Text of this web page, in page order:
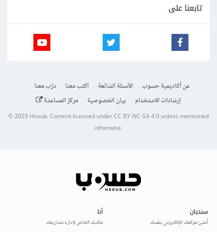
تابعنا على
عن أكاديمية حسوب الأسئلة الشائعة اكتب معنا
درّب معنا
إرشادات الاستخدام
بيان الخصوصية مركز المساعدة
© 2025Hsoub.Content licensed underCC BY-NC-SA 4.0unless mentioned
otherwise.